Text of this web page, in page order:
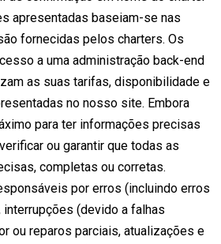
apresentadas baseiam-se nas
fornecidas pelos charters. Os
a uma administração back-end
as suas tarifas, disponibilidade e
no nosso site. Embora
para ter informações precisas
ou garantir que todas as
completas ou corretas.
por erros (incluindo erros
(devido a falhas
ou reparos parciais, atualizações e